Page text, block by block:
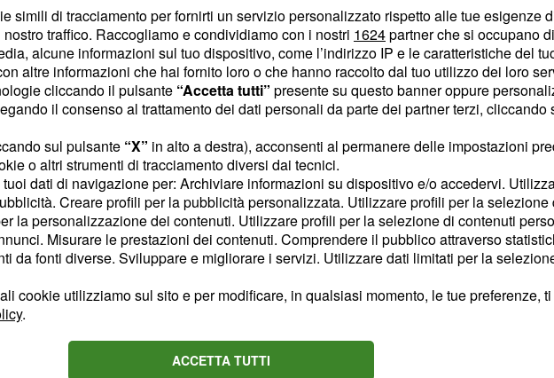
orecchie per intendere,
sembra però
Of Thrones, per quanto
protagonisti, denso di
rispetto a quello che
un unico
tutte le cinture dei pesi
per sedere sul trono,
gli effetti ma quella IBO
simili di tracciamento per fornirti un servizio personalizzato rispetto alle tue esigenze
traffico. Raccogliamo e condividiamo con i nostri 1624partner che si occupano
alcune informazioni sul tuo dispositivo, come l’indirizzo IP e le caratteristiche del
altre informazioni che hai fornito loro o che hanno raccolto dal tuo utilizzo dei loro
cliccando il pulsante “Accetta tutti” presente su questo banner oppure
il consenso al trattamento dei dati personali da parte dei partner terzi, cliccando
sul pulsante “X” in alto a destra), acconsenti al permanere delle impostazioni
o altri strumenti di tracciamento diversi dai tecnici.
dati di navigazione per: Archiviare informazioni su dispositivo e/o accedervi.
Creare profili per la pubblicità personalizzata. Utilizzare profili per la
la personalizzazione dei contenuti. Utilizzare profili per la selezione di contenuti
Misurare le prestazioni dei contenuti. Comprendere il pubblico attraverso
da fonti diverse. Sviluppare e migliorare i servizi. Utilizzare dati limitati per la
cookie utilizziamo sul sito e per modificare, in qualsiasi momento, le tue preferenze,
.
ACCETTA TUTTI